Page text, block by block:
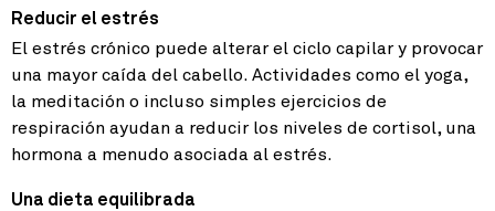
Reducir el estrés
El estrés crónico puede alterar el ciclo capilar y provocar
una mayor caída del cabello. Actividades como el yoga,
la meditación o incluso simples ejercicios de
respiración ayudan a reducir los niveles de cortisol, una
hormona a menudo asociada al estrés.
Una dieta equilibrada